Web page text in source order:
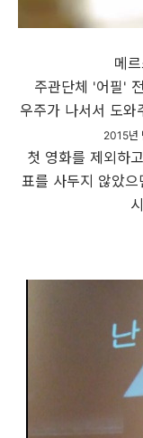
메
주관단체 '어필'
우주가 나서서 도와
2015년
첫 영화를 제외하
표를 사두지 않았